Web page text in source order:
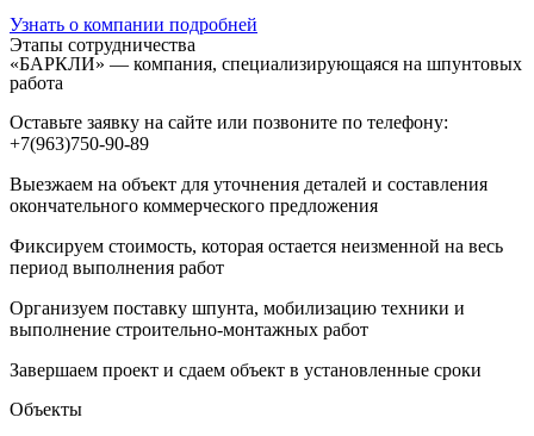
Узнать о компании подробней
Этапы сотрудничества
«БАРКЛИ» — компания, специализирующаяся на шпунтовых
работа
Оставьте заявку на сайте или позвоните по телефону:
+7(963)750-90-89
Выезжаем на объект для уточнения деталей и составления
окончательного коммерческого предложения
Фиксируем стоимость, которая остается неизменной на весь
период выполнения работ
Организуем поставку шпунта, мобилизацию техники и
выполнение строительно-монтажных работ
Завершаем проект и сдаем объект в установленные сроки
Объекты